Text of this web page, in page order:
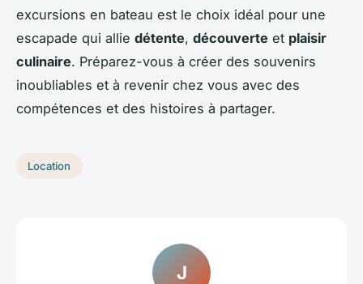
excursions en bateau est le choix idéal pour une
escapade qui allie détente, découverte et plaisir
culinaire. Préparez-vous à créer des souvenirs
inoubliables et à revenir chez vous avec des
compétences et des histoires à partager.
Location
J